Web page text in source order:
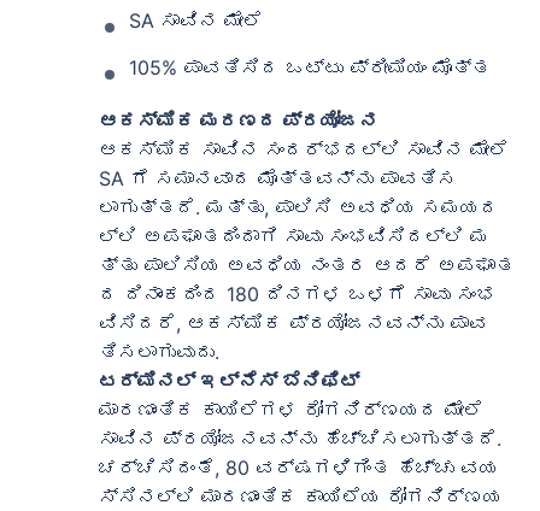
SA ಸಾವಿನ ಮೇಲೆ
105% ಪಾವತಿಸಿದ ಒಟ್ಟು ಪ್ರೀಮಿಯಂ ಮೊತ್ತ
ಆಕಸ್ಮಿಕ ಮರಣದ ಪ್ರಯೋಜನ
ಆಕಸ್ಮಿಕ ಸಾವಿನ ಸಂದರ್ಭದಲ್ಲಿ ಸಾವಿನ ಮೇಲೆ
SA ಗೆ ಸಮಾನವಾದ ಮೊತ್ತವನ್ನು ಪಾವತಿಸ
ಲಾಗುತ್ತದೆ. ಮತ್ತು, ಪಾಲಿಸಿ ಅವಧಿಯ ಸಮಯದ
ಲ್ಲಿ ಅಪಘಾತದಿಂದಾಗಿ ಸಾವು ಸಂಭವಿಸಿದಲ್ಲಿ ಮ
ತ್ತು ಪಾಲಿಸಿಯ ಅವಧಿಯ ನಂತರ ಆದರೆ ಅಪಘಾತ
ದ ದಿನಾಂಕದಿಂದ 180 ದಿನಗಳ ಒಳಗೆ ಸಾವು ಸಂಭ
ವಿಸಿದರೆ, ಆಕಸ್ಮಿಕ ಪ್ರಯೋಜನವನ್ನು ಪಾವ
ತಿಸಲಾಗುವುದು.
ಟರ್ಮಿನಲ್ ಇಲ್ನೆಸ್ ಬೆನಿಫಿಟ್
ಮಾರಣಾಂತಿಕ ಕಾಯಿಲೆಗಳ ರೋಗನಿರ್ಣಯದ ಮೇಲೆ
ಸಾವಿನ ಪ್ರಯೋಜನವನ್ನು ಹೆಚ್ಚಿಸಲಾಗುತ್ತದೆ.
ಚರ್ಚಿಸಿದಂತೆ, 80 ವರ್ಷಗಳಿಗಿಂತ ಹೆಚ್ಚು ವಯ
ಸ್ಸಿನಲ್ಲಿ ಮಾರಣಾಂತಿಕ ಕಾಯಿಲೆಯ ರೋಗನಿರ್ಣಯ